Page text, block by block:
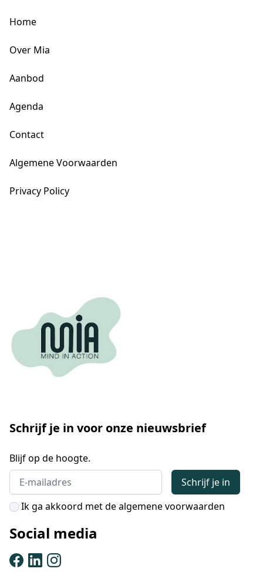
Home
Over Mia
Aanbod
Agenda
Contact
Algemene Voorwaarden
Privacy Policy
Schrijf je in voor onze nieuwsbrief
Blijf op de hoogte.
Email address
Schrijf je in
Ik ga akkoord met de algemene voorwaarden
Social media